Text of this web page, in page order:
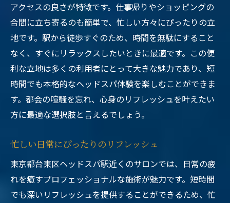
アクセスの良さが特徴です。仕事帰りやショッピングの
合間に立ち寄るのも簡単で、忙しい方々にぴったりの立
地です。駅から徒歩すぐのため、時間を無駄にすること
なく、すぐにリラックスしたいときに最適です。この便
利な立地は多くの利用者にとって大きな魅力であり、短
時間でも本格的なヘッドスパ体験を楽しむことができま
す。都会の喧騒を忘れ、心身のリフレッシュを叶えたい
方に最適な選択肢と言えるでしょう。
忙しい日常にぴったりのリフレッシュ
東京都台東区ヘッドスパ駅近くのサロンでは、日常の疲
れを癒すプロフェッショナルな施術が魅力です。短時間
でも深いリフレッシュを提供することができるため、忙